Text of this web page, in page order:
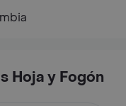
Hoja y Fogón